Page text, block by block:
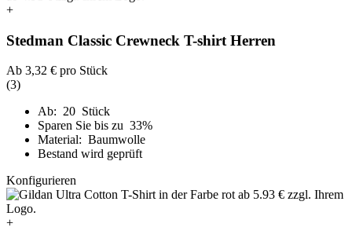
+
Stedman Classic Crewneck T-shirt Herren
Ab 3,32 € pro Stück
(3)
Ab: 20 Stück
Sparen Sie bis zu 33%
Material: Baumwolle
Bestand wird geprüft
Konfigurieren
+